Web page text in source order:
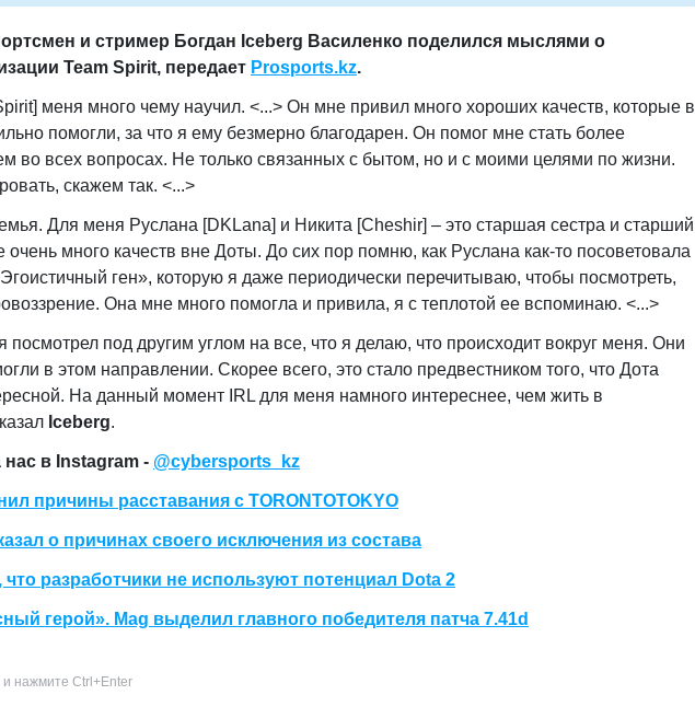
и стример Богдан Iceberg Василенко поделился мыслями о
Team Spirit, передает Prosports.kz.
меня много чему научил. <...> Он мне привил много хороших качеств, которые в
помогли, за что я ему безмерно благодарен. Он помог мне стать более
во всех вопросах. Не только связанных с бытом, но и с моими целями по жизни.
скажем так. <...>
Для меня Руслана [DKLana] и Никита [Cheshir] – это старшая сестра и старший
очень много качеств вне Доты. До сих пор помню, как Руслана как-то посоветовала
ген», которую я даже периодически перечитываю, чтобы посмотреть,
Она мне много помогла и привила, я с теплотой ее вспоминаю. <...>
посмотрел под другим углом на все, что я делаю, что происходит вокруг меня. Они
в этом направлении. Скорее всего, это стало предвестником того, что Дота
На данный момент IRL для меня намного интереснее, чем жить в
Iceberg.
в Instagram - @cybersports_kz
причины расставания с TORONTOTOKYO
о причинах своего исключения из состава
разработчики не используют потенциал Dota 2
герой». Mag выделил главного победителя патча 7.41d
нажмите Ctrl+Enter